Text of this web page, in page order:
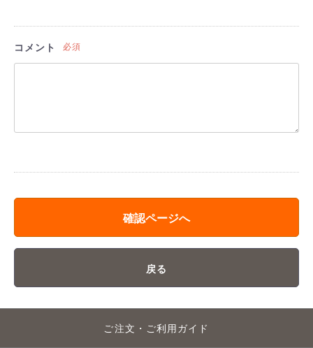
コメント 必須
確認ページへ
戻る
ご注文・ご利用ガイド